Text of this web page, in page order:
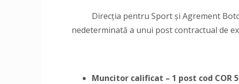
Direcţia pentru Sport și Agrement
nedeterminată a unui post contractual de
Muncitor calificat – 1 post cod COR